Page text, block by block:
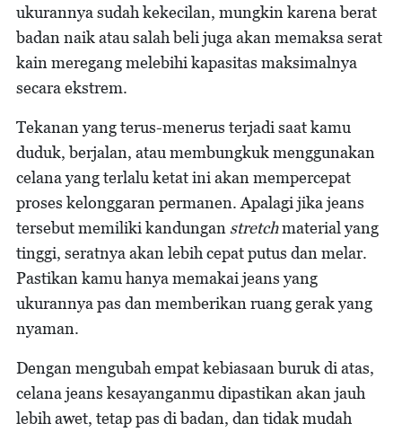
ukurannya sudah kekecilan, mungkin karena berat
badan naik atau salah beli juga akan memaksa serat
kain meregang melebihi kapasitas maksimalnya
secara ekstrem.
Tekanan yang terus-menerus terjadi saat kamu
duduk, berjalan, atau membungkuk menggunakan
celana yang terlalu ketat ini akan mempercepat
proses kelonggaran permanen. Apalagi jika jeans
tersebut memiliki kandungan stretchmaterial yang
tinggi, seratnya akan lebih cepat putus dan melar.
Pastikan kamu hanya memakai jeans yang
ukurannya pas dan memberikan ruang gerak yang
nyaman.
Dengan mengubah empat kebiasaan buruk di atas,
celana jeans kesayanganmu dipastikan akan jauh
lebih awet, tetap pas di badan, dan tidak mudah